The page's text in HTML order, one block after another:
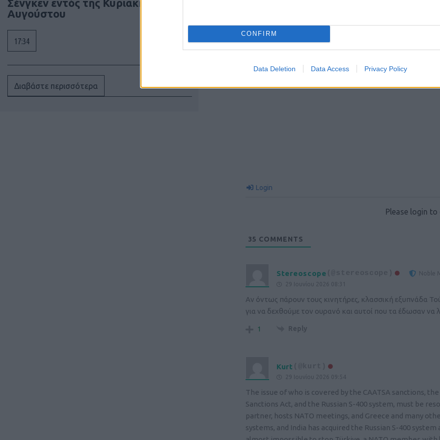
CONFIRM
Data Deletion Data Access Privacy Policy
Σένγκεν εντός της Κυριακής, 9
Αυγούστου
17:34
Διαβάστε περισσότερα
Login
Please login
35 COMMENTS
Stereoscope
Noble
29 Ιουνίου 2026 08:31
Αν όντως πάρουν τους κινητήρες, κλασσική εξυπνάδα
για να δεχθούμε τον ουρανό και αυτοί που τα έδωσαν να
1 Reply
Kurt
29 Ιουνίου 2026 09:54
The issue of who is covered by the CAATSA sanctions,
Sanctions Act, and the Russian S-400 system, must be
partner, hosts NATO meetings, and Greece and many
systems, and India has acquired the Russian S-400